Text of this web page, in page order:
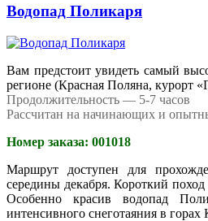
Водопад Поликаря
Вам предстоит увидеть самый
регионе (Красная Поляна, курорт
Продолжительность — 5-7 часов
Рассчитан на начинающих и
Номер заказа: 001018
Маршрут доступен для
середины декабря. Короткий
Особенно красив водопад
интенсивного снеготаяния в